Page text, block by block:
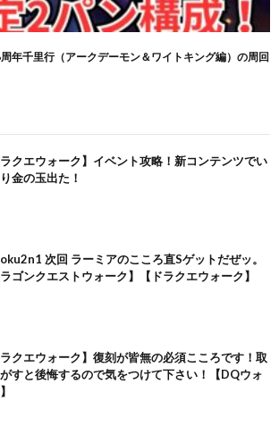
ラクエウォーク】イベント攻略！新コンテンツでい
金の玉出た！
次回 ラーミアのこころ直Sゲットだぜッ。
ラゴンクエストウォーク】【ドラクエウォーク】
ラクエウォーク】復刻が皆無の必須こころです！取
すと後悔するので気をつけて下さい！【DQウォ